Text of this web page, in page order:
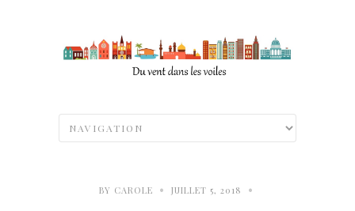
BY CAROLE • JUILLET 5, 2018 •